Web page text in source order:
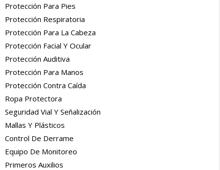
Protección Para Pies
Protección Respiratoria
Protección Para La Cabeza
Protección Facial Y Ocular
Protección Auditiva
Protección Para Manos
Protección Contra Caída
Ropa Protectora
Seguridad Vial Y Señalización
Mallas Y Plásticos
Control De Derrame
Equipo De Monitoreo
Primeros Auxilios